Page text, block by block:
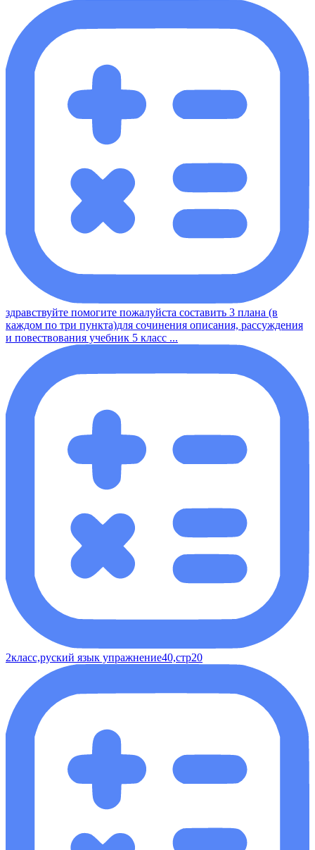
здравствуйте помогите пожалуйста составить 3 плана (в
каждом по три пункта)для сочинения описания, рассуждения
и повествования учебник 5 класс ...
2класс,руский язык упражнение40,стр20